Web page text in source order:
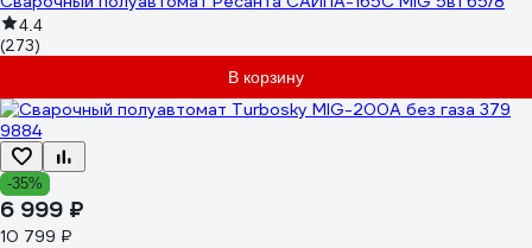
4.4
(273)
В корзину
-35%
6 999 ₽
10 799 ₽